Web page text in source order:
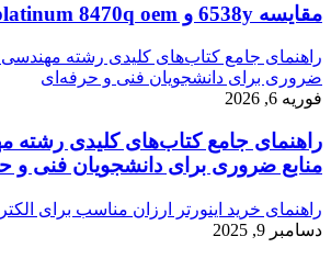
مقایسه 6538y و intel xeon platinum 8470q oem
راهنمای جامع کتاب‌های کلیدی رشته مهندسی
ضروری برای دانشجویان فنی و حرفه‌ای
فوریه 6, 2026
راهنمای جامع کتاب‌های کلیدی رشته
منابع ضروری برای دانشجویان فنی و
راهنمای خرید اینورتر ارزان مناسب برای
دسامبر 9, 2025